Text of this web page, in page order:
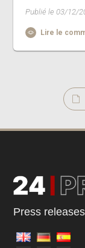
Publié le 03/12/
Lire le
Press